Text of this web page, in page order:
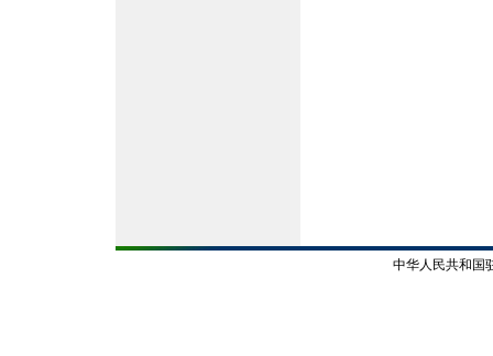
中华人民共和国